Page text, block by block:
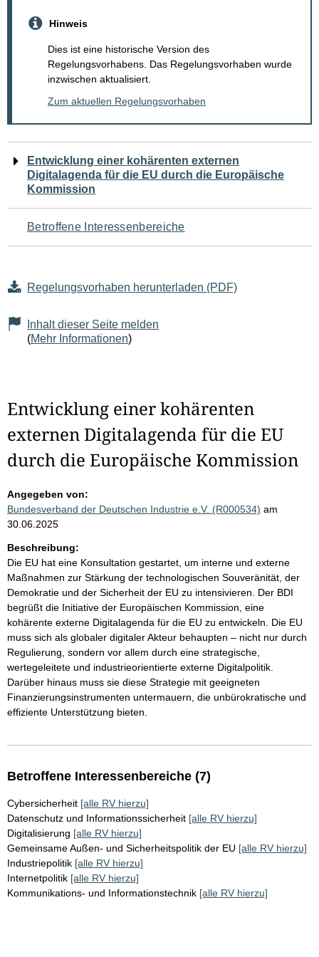
Hinweis
Dies ist eine historische Version des
Regelungsvorhabens. Das Regelungsvorhaben wurde
inzwischen aktualisiert.
Zum aktuellen Regelungsvorhaben
Navigation
für
den
Seiteninhalt
Entwicklung einer kohärenten externen
Digitalagenda für die EU durch die Europäische
Kommission
Betroffene Interessenbereiche
Regelungsvorhaben herunterladen (PDF)
Inhalt dieser Seite melden
(Mehr Informationen)
Entwicklung einer kohärenten
externen Digitalagenda für die EU
durch die Europäische Kommission
Angegeben von:
Bundesverband der Deutschen Industrie e.V. (R000534) am
30.06.2025
Beschreibung:
Die EU hat eine Konsultation gestartet, um interne und externe
Maßnahmen zur Stärkung der technologischen Souveränität, der
Demokratie und der Sicherheit der EU zu intensivieren. Der BDI
begrüßt die Initiative der Europäischen Kommission, eine
kohärente externe Digitalagenda für die EU zu entwickeln. Die EU
muss sich als globaler digitaler Akteur behaupten – nicht nur durch
Regulierung, sondern vor allem durch eine strategische,
wertegeleitete und industrieorientierte externe Digitalpolitik.
Darüber hinaus muss sie diese Strategie mit geeigneten
Finanzierungsinstrumenten untermauern, die unbürokratische und
effiziente Unterstützung bieten.
Betroffene Interessenbereiche (7)
Cybersicherheit [alle RV hierzu]
Datenschutz und Informationssicherheit [alle RV hierzu]
Digitalisierung [alle RV hierzu]
Gemeinsame Außen- und Sicherheitspolitik der EU [alle RV hierzu]
Industriepolitik [alle RV hierzu]
Internetpolitik [alle RV hierzu]
Kommunikations- und Informationstechnik [alle RV hierzu]